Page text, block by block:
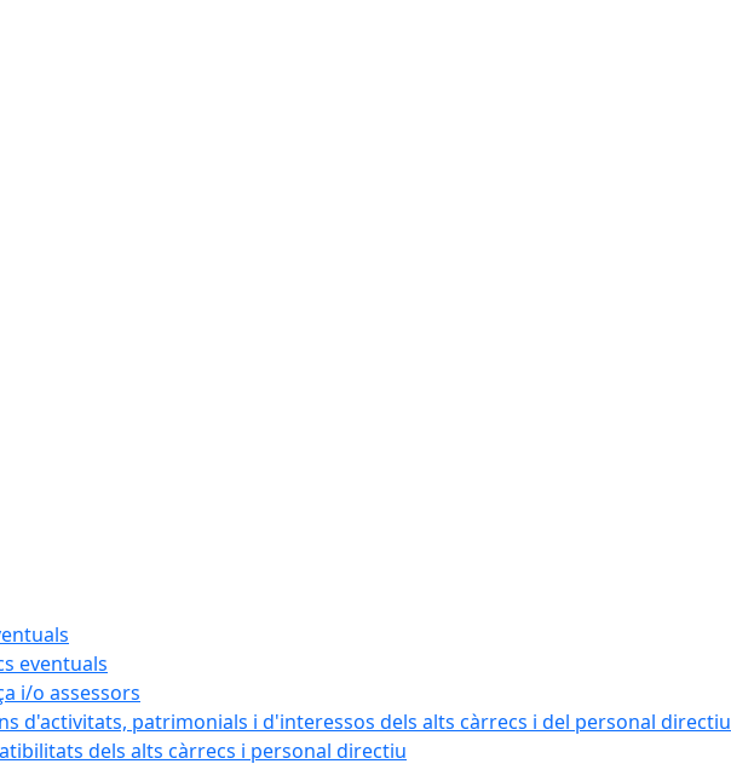
eventuals
i/o assessors
d'activitats, patrimonials i d'interessos dels alts càrrecs i del personal directiu
dels alts càrrecs i personal directiu